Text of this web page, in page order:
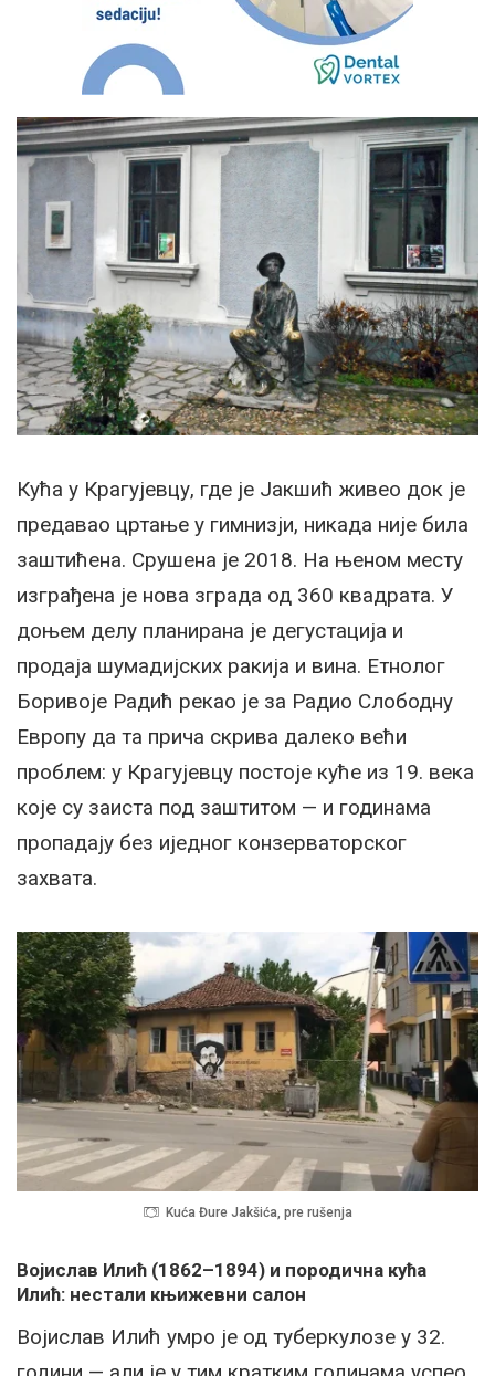
Кућа у Крагујевцу, где је Јакшић живео док је
предавао цртање у гимнизји, никада није била
заштићена. Срушена је 2018. На њеном месту
изграђена је нова зграда од 360 квадрата. У
доњем делу планирана је дегустација и
продаја шумадијских ракија и вина. Етнолог
Боривоје Радић рекао је за Радио Слободну
Европу да та прича скрива далеко већи
проблем: у Крагујевцу постоје куће из 19. века
које су заиста под заштитом — и годинама
пропадају без иједног конзерваторског
захвата.
Kuća Đure Jakšića, pre rušenja
Војислав Илић (1862–1894) и породична кућа
Илић: нестали књижевни салон
Војислав Илић умро је од туберкулозе у 32.